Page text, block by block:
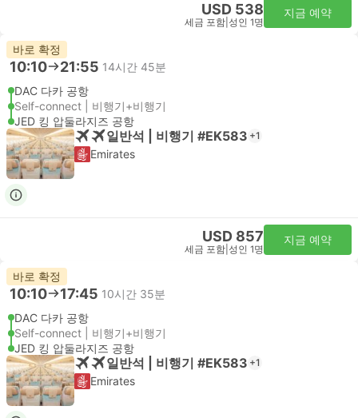
USD 538
세금 포함 성인 1명
지금 예약
바로 확정
10:10 21:55 14시간 45분
DAC 다카 공항
Self-connect | 비행기+비행기
JED 킹 압둘라지즈 공항
일반석 | 비행기 #EK583 +1
Emirates
USD 857
세금 포함 성인 1명
지금 예약
바로 확정
10:10 17:45 10시간 35분
DAC 다카 공항
Self-connect | 비행기+비행기
JED 킹 압둘라지즈 공항
일반석 | 비행기 #EK583 +1
Emirates